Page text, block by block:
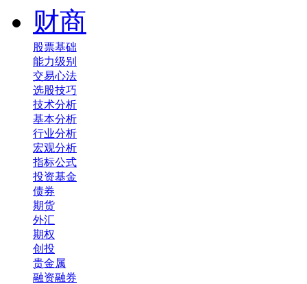
财商
股票基础
能力级别
交易心法
选股技巧
技术分析
基本分析
行业分析
宏观分析
指标公式
投资基金
债券
期货
外汇
期权
创投
贵金属
融资融券